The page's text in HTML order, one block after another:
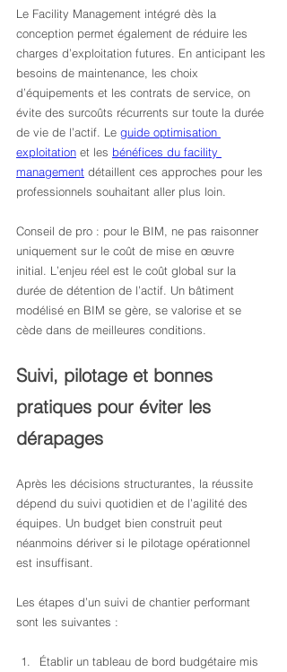
Le Facility Management intégré dès la
conception permet également de réduire les
charges d’exploitation futures. En anticipant les
besoins de maintenance, les choix
d’équipements et les contrats de service, on
évite des surcoûts récurrents sur toute la durée
de vie de l’actif. Le guide optimisation
exploitation et les bénéfices du facility
management détaillent ces approches pour les
professionnels souhaitant aller plus loin.
Conseil de pro : pour le BIM, ne pas raisonner
uniquement sur le coût de mise en œuvre
initial. L’enjeu réel est le coût global sur la
durée de détention de l’actif. Un bâtiment
modélisé en BIM se gère, se valorise et se
cède dans de meilleures conditions.
Suivi, pilotage et bonnes
pratiques pour éviter les
dérapages
Après les décisions structurantes, la réussite
dépend du suivi quotidien et de l’agilité des
équipes. Un budget bien construit peut
néanmoins dériver si le pilotage opérationnel
est insuffisant.
Les étapes d’un suivi de chantier performant
sont les suivantes :
Établir un tableau de bord budgétaire mis